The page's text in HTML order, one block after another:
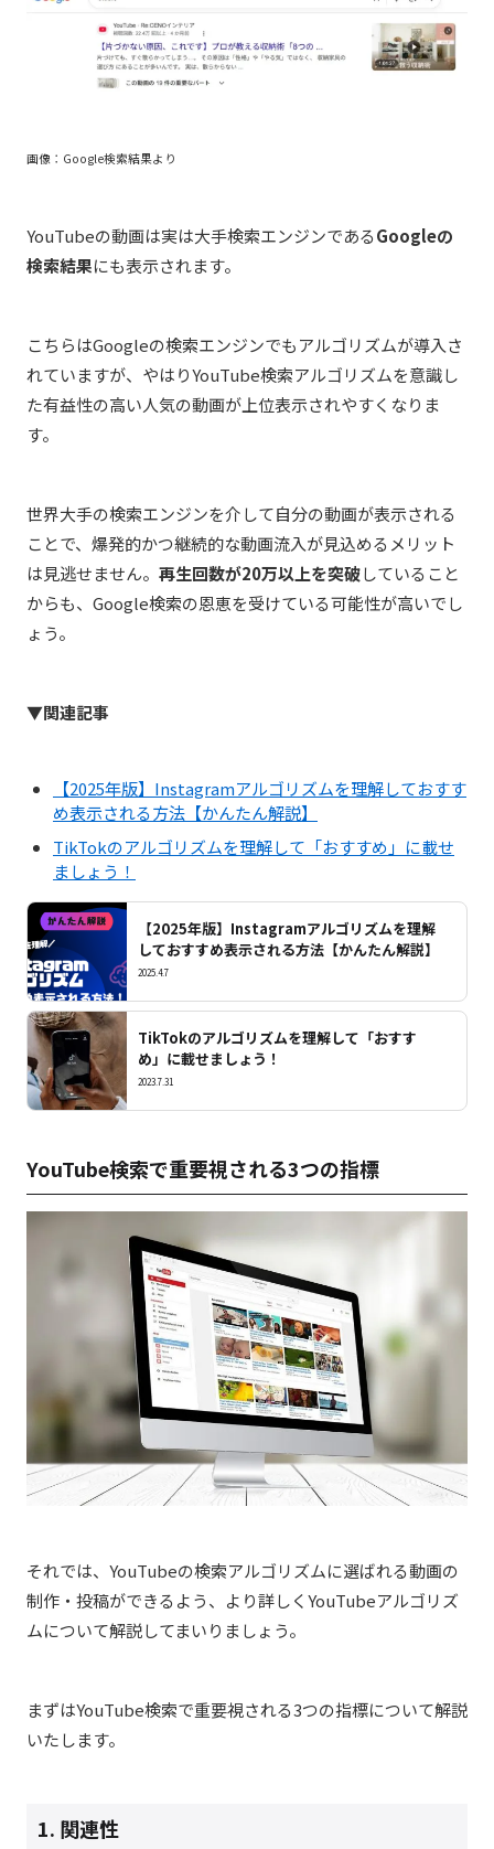
画像：Google検索結果より
YouTubeの動画は実は大手検索エンジンであるGoogleの
検索結果にも表示されます。
こちらはGoogleの検索エンジンでもアルゴリズムが導入さ
れていますが、やはりYouTube検索アルゴリズムを意識し
た有益性の高い人気の動画が上位表示されやすくなりま
す。
世界大手の検索エンジンを介して自分の動画が表示される
ことで、爆発的かつ継続的な動画流入が見込めるメリット
は見逃せません。 再生回数が20万以上を突破していること
からも、Google検索の恩恵を受けている可能性が高いでし
ょう。
▼関連記事
【2025年版】Instagramアルゴリズムを理解しておすす
め表示される方法【かんたん解説】
TikTokのアルゴリズムを理解して「おすすめ」に載せ
ましょう！
【2025年版】Instagramアルゴリズムを理解
しておすすめ表示される方法【かんたん解説】
2025.4.7
TikTokのアルゴリズムを理解して「おすす
め」に載せましょう！
2023.7.31
YouTube検索で重要視される3つの指標
それでは、YouTubeの検索アルゴリズムに選ばれる動画の
制作・投稿ができるよう、より詳しくYouTubeアルゴリズ
ムについて解説してまいりましょう。
まずはYouTube検索で重要視される3つの指標について解説
いたします。
1. 関連性